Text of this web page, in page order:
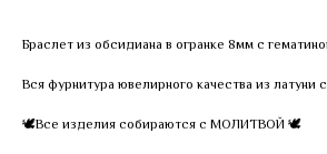
Браслет из обсидиана в огранке 8мм с
Вся фурнитура ювелирного качества из
🕊Все изделия собираются с МОЛИТВОЙ 🕊